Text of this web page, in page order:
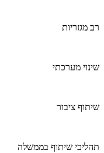
רב מגזריות
שינוי מערכתי
שיתוף ציבור
תהליכי שיתוף בממשלה